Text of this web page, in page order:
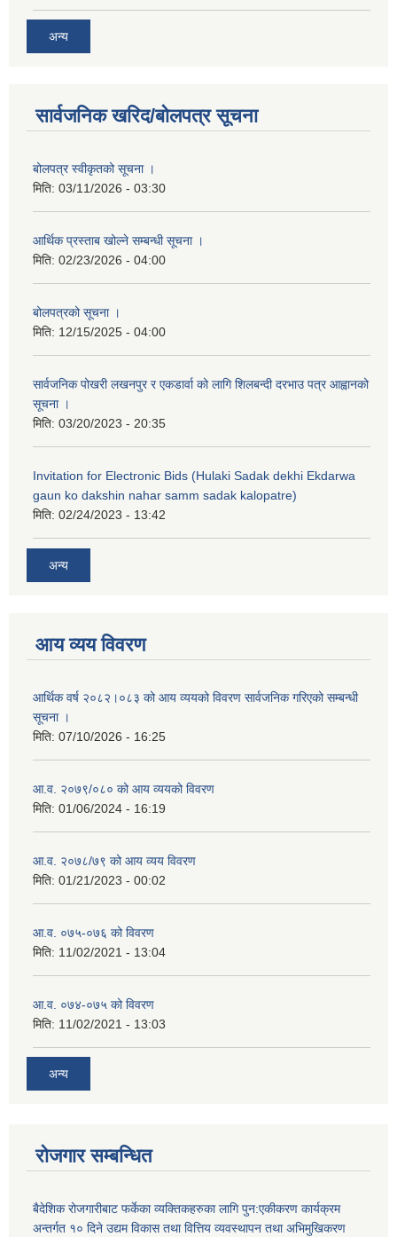
अन्य
सार्वजनिक खरिद/बोलपत्र सूचना
बोलपत्र स्वीकृतको सूचना ।
मिति: 03/11/2026 - 03:30
आर्थिक प्रस्ताब खोल्ने सम्बन्धी सूचना ।
मिति: 02/23/2026 - 04:00
बोलपत्रको सूचना ।
मिति: 12/15/2025 - 04:00
सार्वजनिक पोखरी लखनपुर र एकडार्वा को लागि शिलबन्दी दरभाउ पत्र आह्वानको
सूचना ।
मिति: 03/20/2023 - 20:35
Invitation for Electronic Bids (Hulaki Sadak dekhi Ekdarwa
gaun ko dakshin nahar samm sadak kalopatre)
मिति: 02/24/2023 - 13:42
अन्य
आय व्यय विवरण
आर्थिक वर्ष २०८२।०८३ को आय व्ययको विवरण सार्वजनिक गरिएको सम्बन्धी
सूचना ।
मिति: 07/10/2026 - 16:25
आ.व. २०७९/०८० को आय व्ययको विवरण
मिति: 01/06/2024 - 16:19
आ.व. २०७८/७९ को आय व्यय विवरण
मिति: 01/21/2023 - 00:02
आ.व. ०७५-०७६ को विवरण
मिति: 11/02/2021 - 13:04
आ.व. ०७४-०७५ को विवरण
मिति: 11/02/2021 - 13:03
अन्य
रोजगार सम्बन्धित
बैदेशिक रोजगारीबाट फर्केका व्यक्तिकहरुका लागि पुन:एकीकरण कार्यक्रम
अन्तर्गत १० दिने उद्यम विकास तथा वित्तिय व्यवस्थापन तथा अभिमुखिकरण